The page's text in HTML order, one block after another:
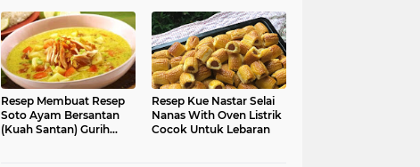
Resep Membuat Resep
Soto Ayam Bersantan
(Kuah Santan) Gurih
Resep Kue Nastar Selai
Nanas With Oven Listrik
Cocok Untuk Lebaran